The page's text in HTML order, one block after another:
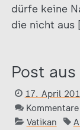
dürfe keine
die nicht
Post aus
17. April
Vatikan